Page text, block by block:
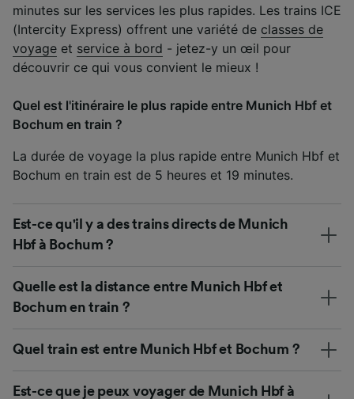
minutes sur les services les plus rapides. Les trains ICE
(Intercity Express) offrent une variété de classes de
voyage et service à bord - jetez-y un œil pour
découvrir ce qui vous convient le mieux !
Quel est l'itinéraire le plus rapide entre Munich Hbf et
Bochum en train ?
La durée de voyage la plus rapide entre Munich Hbf et
Bochum en train est de 5 heures et 19 minutes.
Est-ce qu'il y a des trains directs de Munich
Hbf à Bochum ?
Quelle est la distance entre Munich Hbf et
Bochum en train ?
Quel train est entre Munich Hbf et Bochum ?
Est-ce que je peux voyager de Munich Hbf à